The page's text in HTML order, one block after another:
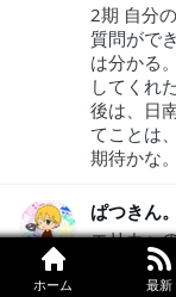
ホーム 最新
2期 自分
質問がで
は分かる
してくれ
後は、日
てことは
期待かな。
ぱつきん。
エリカへ
偉いよと
沢と竹